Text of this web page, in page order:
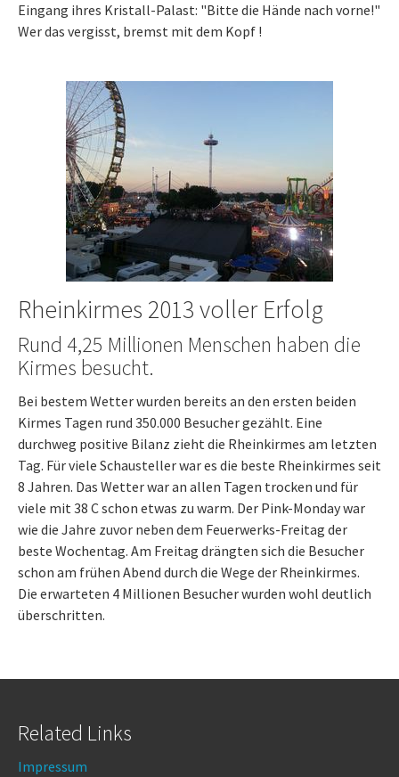
Eingang ihres Kristall-Palast: "Bitte die Hände nach vorne!"
Wer das vergisst, bremst mit dem Kopf !
Rheinkirmes 2013 voller Erfolg
Rund 4,25 Millionen Menschen haben die
Kirmes besucht.
Bei bestem Wetter wurden bereits an den ersten beiden
Kirmes Tagen rund 350.000 Besucher gezählt. Eine
durchweg positive Bilanz zieht die Rheinkirmes am letzten
Tag. Für viele Schausteller war es die beste Rheinkirmes seit
8 Jahren. Das Wetter war an allen Tagen trocken und für
viele mit 38 C schon etwas zu warm. Der Pink-Monday war
wie die Jahre zuvor neben dem Feuerwerks-Freitag der
beste Wochentag. Am Freitag drängten sich die Besucher
schon am frühen Abend durch die Wege der Rheinkirmes.
Die erwarteten 4 Millionen Besucher wurden wohl deutlich
überschritten.
Related Links
Impressum